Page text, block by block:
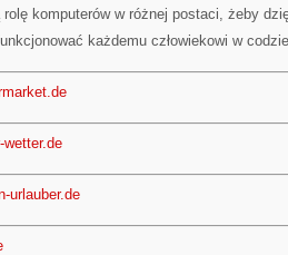
rolę komputerów w różnej postaci, żeby
każdemu człowiekowi w
wetter.de
urlauber.de